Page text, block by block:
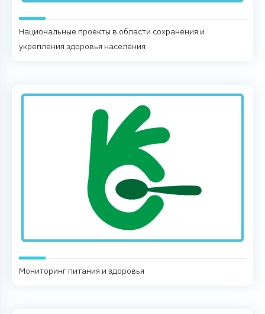
Национальные проекты в области сохранения и
укрепления здоровья населения
Мониторинг питания и здоровья